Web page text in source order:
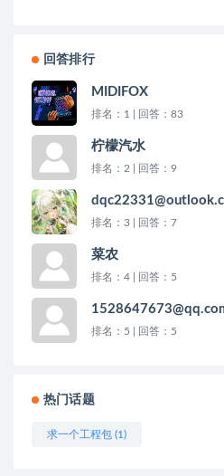
回答排行
MIDIFOX
排名：1 | 回答：83
柠檬汽水
排名：2 | 回答：9
排名：3 | 回答：7
菜农
排名：4 | 回答：5
排名：5 | 回答：5
热门话题
求一个工程包 (1)